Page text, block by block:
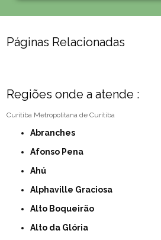
Páginas Relacionadas
Regiões onde a atende :
Curitiba Metropolitana de Curitiba
Abranches
Afonso Pena
Ahú
Alphaville Graciosa
Alto Boqueirão
Alto da Glória